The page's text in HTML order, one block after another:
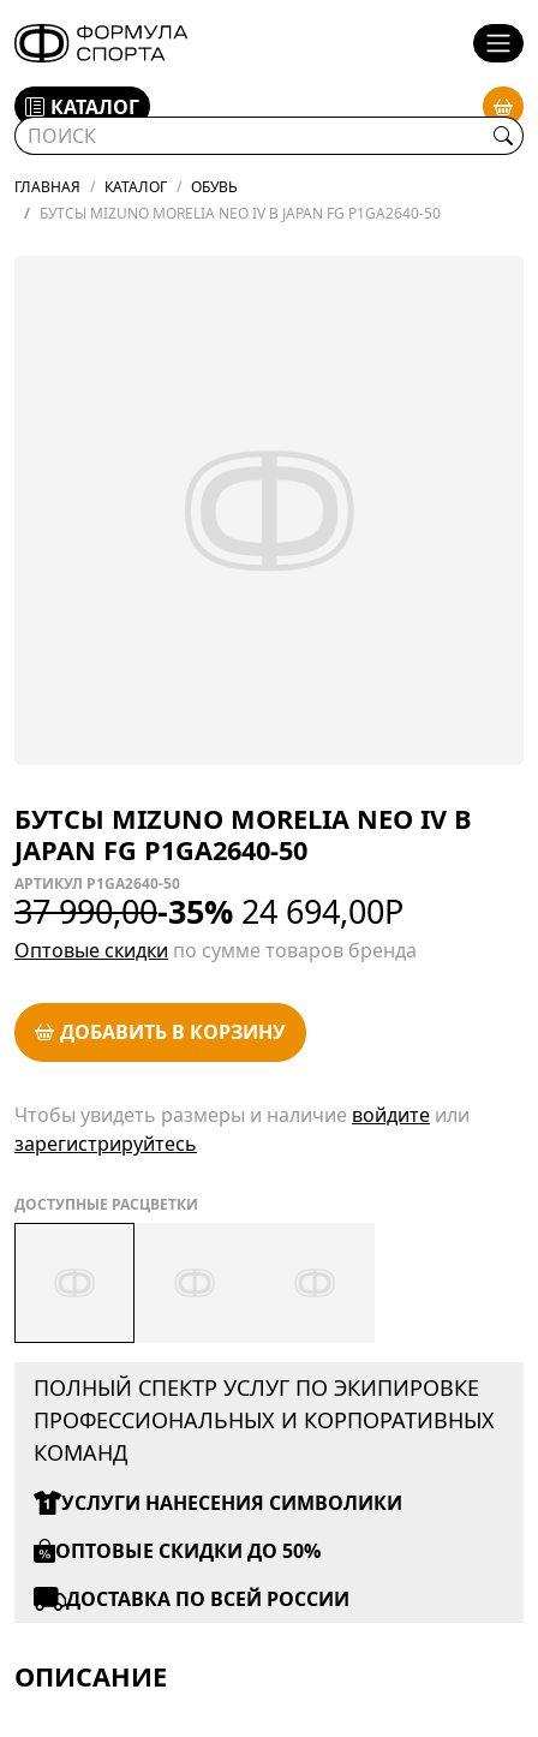
КАТАЛОГ
ГЛАВНАЯ КАТАЛОГ
ОБУВЬ
БУТСЫ MIZUNO MORELIA NEO IV Β JAPAN FG P1GA2640-50
БУТСЫ MIZUNO MORELIA NEO IV Β
JAPAN FG P1GA2640-50
АРТИКУЛ P1GA2640-50
37 990,00-35% 24 694,00Р
Оптовые скидки по сумме товаров бренда
ДОБАВИТЬ В КОРЗИНУ
Чтобы увидеть размеры и наличие войдите или
зарегистрируйтесь
ДОСТУПНЫЕ РАСЦВЕТКИ
ПОЛНЫЙ СПЕКТР УСЛУГ ПО ЭКИПИРОВКЕ
ПРОФЕССИОНАЛЬНЫХ И КОРПОРАТИВНЫХ
КОМАНД
УСЛУГИ НАНЕСЕНИЯ СИМВОЛИКИ
ОПТОВЫЕ СКИДКИ ДО 50%
ДОСТАВКА ПО ВСЕЙ РОССИИ
ОПИСАНИЕ